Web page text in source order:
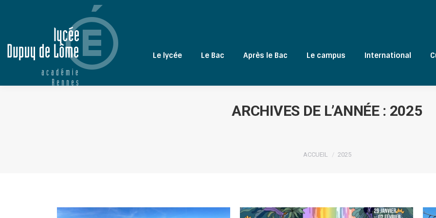
Le lycée Le Bac Après le Bac Le campus International
ARCHIVES DE L’ANNÉE : 2025
Vous êtes ici :
ACCUEIL 2025